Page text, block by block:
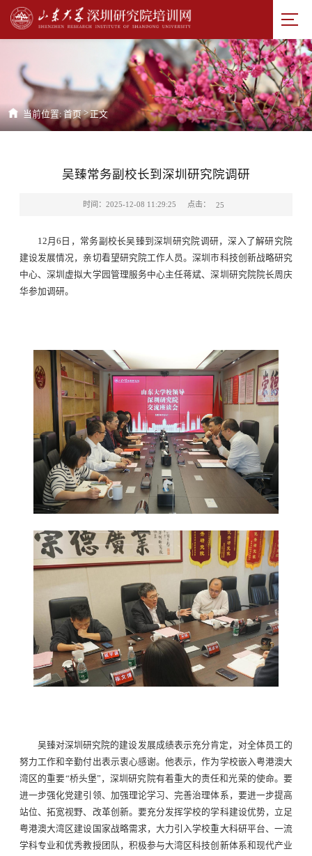
当前位置:首页>正文
吴臻常务副校长到深圳研究院调研
时间：2025-12-08 11:29:25 点击： 25
12月6日，常务副校长吴臻到深圳研究院调研，深入了解研究院
建设发展情况，亲切看望研究院工作人员。深圳市科技创新战略研究
中心、深圳虚拟大学园管理服务中心主任蒋斌、深圳研究院院长周庆
华参加调研。
吴臻对深圳研究院的建设发展成绩表示充分肯定，对全体员工的
努力工作和辛勤付出表示衷心感谢。他表示，作为学校嵌入粤港澳大
湾区的重要“桥头堡”，深圳研究院有着重大的责任和光荣的使命。要
进一步强化党建引领、加强理论学习、完善治理体系，要进一步提高
站位、拓宽视野、改革创新。要充分发挥学校的学科建设优势，立足
粤港澳大湾区建设国家战略需求，大力引入学校重大科研平台、一流
学科专业和优秀教授团队，积极参与大湾区科技创新体系和现代产业